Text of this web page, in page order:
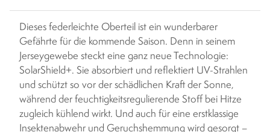
Dieses federleichte Oberteil ist ein wunderbarer
Gefährte für die kommende Saison. Denn in seinem
Jerseygewebe steckt eine ganz neue Technologie:
SolarShield+. Sie absorbiert und reflektiert UV-Strahlen
und schützt so vor der schädlichen Kraft der Sonne,
während der feuchtigkeitsregulierende Stoff bei Hitze
zugleich kühlend wirkt. Und auch für eine erstklassige
Insektenabwehr und Geruchshemmung wird gesorgt –